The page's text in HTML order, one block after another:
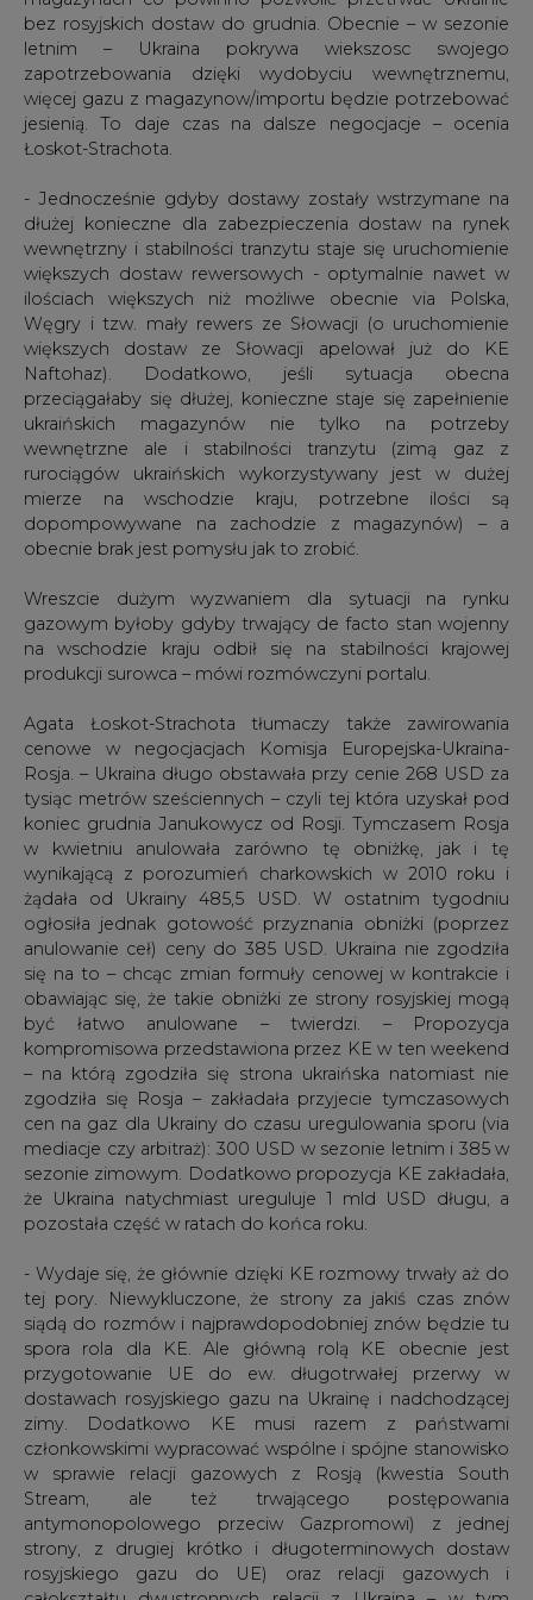
jesienią. To daje czas na dalsze negocjacje – ocenia
Łoskot-Strachota.
- Jednocześnie gdyby dostawy zostały wstrzymane na
dłużej konieczne dla zabezpieczenia dostaw na rynek
wewnętrzny i stabilności tranzytu staje się uruchomienie
ilościach większych niż możliwe obecnie via Polska,
Węgry i tzw. mały rewers ze Słowacji (o uruchomienie
większych dostaw ze Słowacji apelował już do KE
Naftohaz). Dodatkowo, jeśli sytuacja obecna
przeciągałaby się dłużej, konieczne staje się zapełnienie
ukraińskich magazynów nie tylko na potrzeby
wewnętrzne ale i stabilności tranzytu (zimą gaz z
rurociągów ukraińskich wykorzystywany jest w dużej
mierze na wschodzie kraju, potrzebne ilości są
dopompowywane na zachodzie z magazynów) – a
obecnie brak jest pomysłu jak to zrobić.
Wreszcie dużym wyzwaniem dla sytuacji na rynku
gazowym byłoby gdyby trwający de facto stan wojenny
na wschodzie kraju odbił się na stabilności krajowej
Agata Łoskot-Strachota tłumaczy także zawirowania
cenowe w negocjacjach Komisja Europejska-Ukraina-
Rosja. – Ukraina długo obstawała przy cenie 268 USD za
koniec grudnia Janukowycz od Rosji. Tymczasem Rosja
w kwietniu anulowała zarówno tę obniżkę, jak i tę
wynikającą z porozumień charkowskich w 2010 roku i
żądała od Ukrainy 485,5 USD. W ostatnim tygodniu
ogłosiła jednak gotowość przyznania obniżki (poprzez
anulowanie ceł) ceny do 385 USD. Ukraina nie zgodziła
się na to – chcąc zmian formuły cenowej w kontrakcie i
obawiając się, że takie obniżki ze strony rosyjskiej mogą
być łatwo anulowane – twierdzi. – Propozycja
kompromisowa przedstawiona przez KE w ten weekend
– na którą zgodziła się strona ukraińska natomiast nie
zgodziła się Rosja – zakładała przyjecie tymczasowych
cen na gaz dla Ukrainy do czasu uregulowania sporu (via
mediacje czy arbitraż): 300 USD w sezonie letnim i 385 w
sezonie zimowym. Dodatkowo propozycja KE zakładała,
że Ukraina natychmiast ureguluje 1 mld USD długu, a
pozostała część w ratach do końca roku.
- Wydaje się, że głównie dzięki KE rozmowy trwały aż do
tej pory. Niewykluczone, że strony za jakiś czas znów
siądą do rozmów i najprawdopodobniej znów będzie tu
przygotowanie UE do ew. długotrwałej przerwy w
dostawach rosyjskiego gazu na Ukrainę i nadchodzącej
zimy. Dodatkowo KE musi razem z państwami
członkowskimi wypracować wspólne i spójne stanowisko
w sprawie relacji gazowych z Rosją (kwestia South
Stream, ale też trwającego postępowania
antymonopolowego przeciw Gazpromowi) z jednej
strony, z drugiej krótko i długoterminowych dostaw
rosyjskiego gazu do UE) oraz relacji gazowych i
całokształtu dwustronnych relacji z Ukraina – w tym
doprecyzować interesy, możliwości i ograniczenia UE we
wsparciu Ukrainy w doraźnych poważnych problemach –
przekonuje w rozmowie z BiznesAlert.pl.